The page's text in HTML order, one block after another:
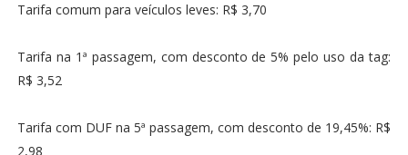
Tarifa comum para veículos leves: R$ 3,70
Tarifa na 1ª passagem, com desconto de 5% pelo uso da tag:
R$ 3,52
Tarifa com DUF na 5ª passagem, com desconto de 19,45%: R$
2,98